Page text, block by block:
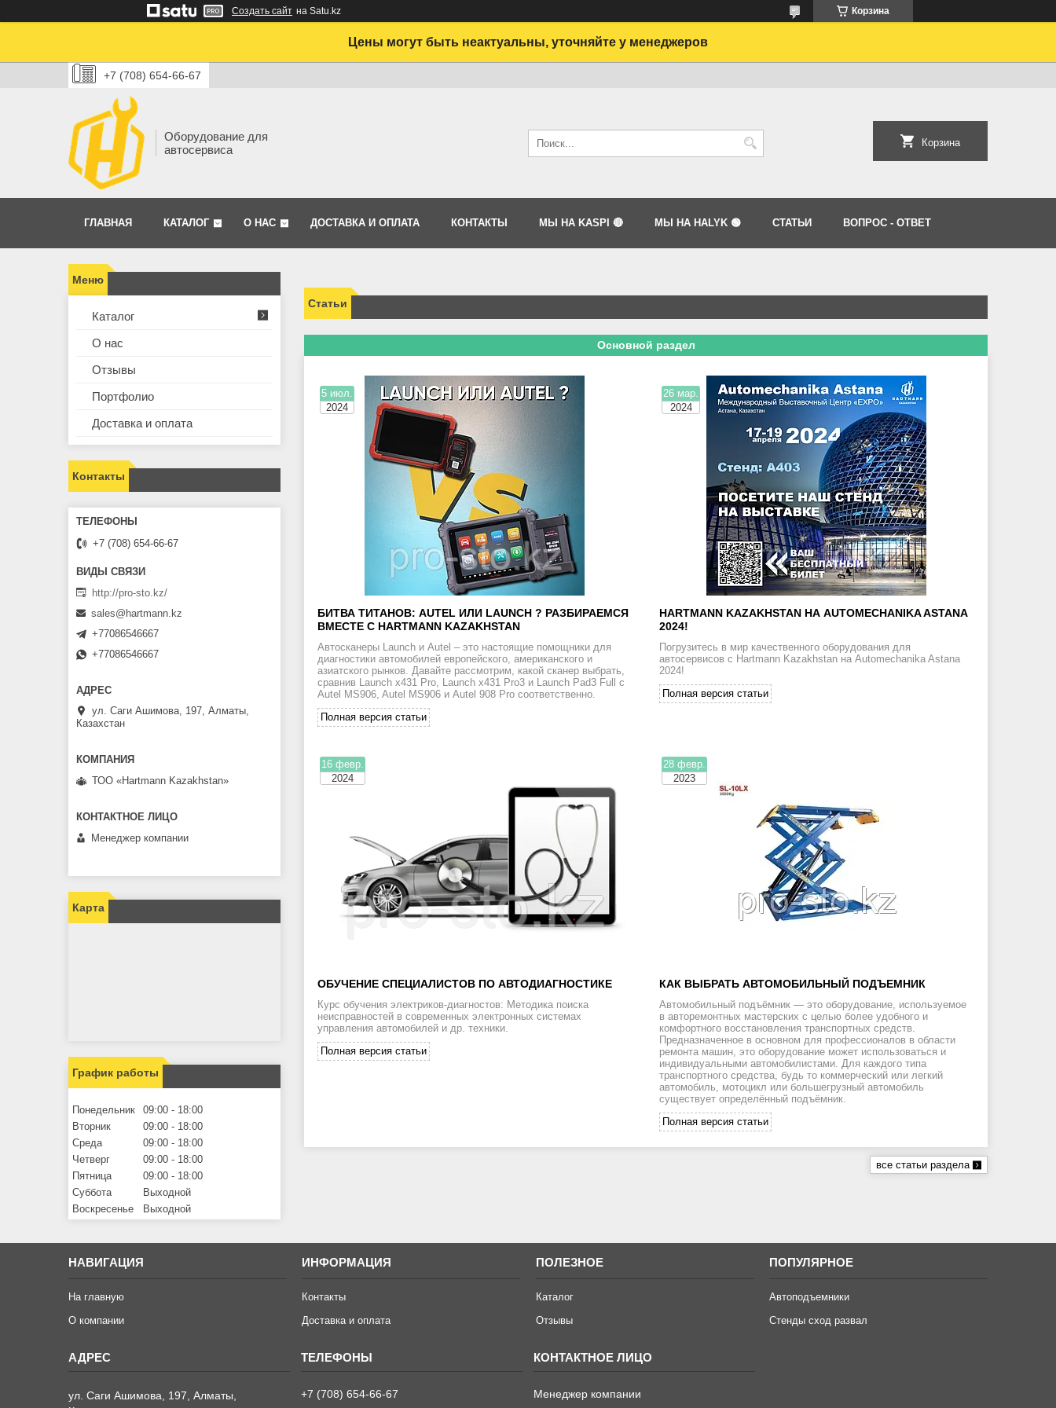
Создать сайт на Satu.kz Корзина
Цены могут быть неактуальны, уточняйте у менеджеров
+7 (708) 654-66-67
Оборудование для
автосервиса
Корзина
ГЛАВНАЯ КАТАЛОГ О НАС ДОСТАВКА И ОПЛАТА КОНТАКТЫ МЫ НА KASPI 🔴 МЫ НА HALYK 🟢 СТАТЬИ ВОПРОС - ОТВЕТ
Статьи
Основной раздел
5 июл.
2024
БИТВА ТИТАНОВ: AUTEL ИЛИ LAUNCH ? РАЗБИРАЕМСЯ
ВМЕСТЕ С HARTMANN KAZAKHSTAN
Автосканеры Launch и Autel – это настоящие помощники для
диагностики автомобилей европейского, американского и
азиатского рынков. Давайте рассмотрим, какой сканер выбрать,
сравнив Launch x431 Pro, Launch x431 Pro3 и Launch Pad3 Full с
Autel MS906, Autel MS906 и Autel 908 Pro соответственно.
Полная версия статьи
26 мар.
2024
HARTMANN KAZAKHSTAN НА AUTOMECHANIKA ASTANA
2024!
Погрузитесь в мир качественного оборудования для
автосервисов с Hartmann Kazakhstan на Automechanika Astana
2024!
Полная версия статьи
16 февр.
2024
ОБУЧЕНИЕ СПЕЦИАЛИСТОВ ПО АВТОДИАГНОСТИКЕ
Курс обучения электриков-диагностов: Методика поиска
неисправностей в современных электронных системах
управления автомобилей и др. техники.
Полная версия статьи
28 февр.
2023
КАК ВЫБРАТЬ АВТОМОБИЛЬНЫЙ ПОДЪЕМНИК
Автомобильный подъёмник — это оборудование, используемое
в авторемонтных мастерских с целью более удобного и
комфортного восстановления транспортных средств.
Предназначенное в основном для профессионалов в области
ремонта машин, это оборудование может использоваться и
индивидуальными автомобилистами. Для каждого типа
транспортного средства, будь то коммерческий или легкий
автомобиль, мотоцикл или большегрузный автомобиль
существует определённый подъёмник.
Полная версия статьи
все статьи раздела
Каталог
О нас
Отзывы
Портфолио
Доставка и оплата
Контакты
+7 (708) 654-66-67
http://pro-sto.kz/
sales@hartmann.kz
+77086546667
+77086546667
ул. Саги Ашимова, 197, Алматы,
Казахстан
ТОО «Hartmann Kazakhstan»
Менеджер компании
Карта
График работы
Понедельник 09:00
18:00
Вторник
09:00
18:00
Среда
09:00
18:00
Четверг
09:00
18:00
Пятница
09:00
18:00
Суббота
Выходной
Воскресенье
Выходной
НАВИГАЦИЯ
На главную
О компании
ИНФОРМАЦИЯ
Контакты
Доставка и оплата
ПОЛЕЗНОЕ
Каталог
Отзывы
ПОПУЛЯРНОЕ
Автоподъемники
Стенды сход развал
ул. Саги Ашимова, 197, Алматы,
+7 (708) 654-66-67 Менеджер компании